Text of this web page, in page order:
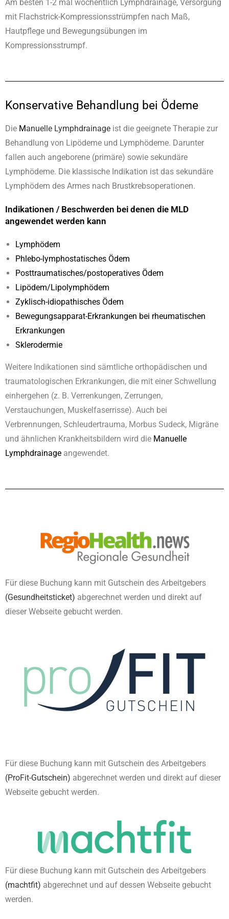
Am besten 1-2 mal wöchentlich Lymphdrainage, Versorgung
mit Flachstrick-Kompressionsstrümpfen nach Maß,
Hautpflege und Bewegungsübungen im
Kompressionsstrumpf.
Konservative Behandlung bei Ödeme
Die Manuelle Lymphdrainage ist die geeignete Therapie zur
Behandlung von Lipödeme und Lymphödeme. Darunter
fallen auch angeborene (primäre) sowie sekundäre
Lymphödeme. Die klassische Indikation ist das sekundäre
Lymphödem des Armes nach Brustkrebsoperationen.
Indikationen / Beschwerden bei denen die MLD
angewendet werden kann
Lymphödem
Phlebo-lymphostatisches Ödem
Posttraumatisches/postoperatives Ödem
Lipödem/Lipolymphödem
Zyklisch-idiopathisches Ödem
Bewegungsapparat-Erkrankungen bei rheumatischen
Erkrankungen
Sklerodermie
Weitere Indikationen sind sämtliche orthopädischen und
traumatologischen Erkrankungen, die mit einer Schwellung
einhergehen (z. B. Verrenkungen, Zerrungen,
Verstauchungen, Muskelfaserrisse). Auch bei
Verbrennungen, Schleudertrauma, Morbus Sudeck, Migräne
und ähnlichen Krankheitsbildern wird die Manuelle
Lymphdrainage angewendet.
Für diese Buchung kann mit Gutschein des Arbeitgebers
(Gesundheitsticket) abgerechnet werden und direkt auf
dieser Webseite gebucht werden.
Für diese Buchung kann mit Gutschein des Arbeitgebers
(ProFit-Gutschein) abgerechnet werden und direkt auf dieser
Webseite gebucht werden.
Für diese Buchung kann mit Gutschein des Arbeitgebers
(machtfit) abgerechnet und auf dessen Webseite gebucht
werden.